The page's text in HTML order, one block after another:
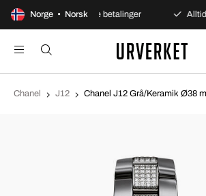
Norge • Norsk
kjøp Sikre betalinger Alltid
Chanel J12 Chanel J12 Grå/Keramik Ø38